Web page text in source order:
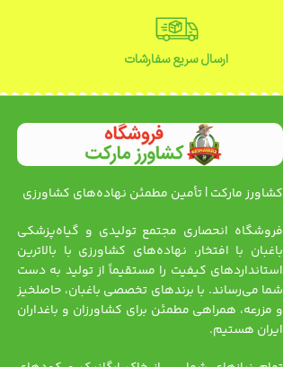
ارسال سریع سفارشات
کشاورز مارکت | تأمین مطمئن نهاده‌های کشاورزی
فروشگاه انحصاری مجتمع تولیدی و گیاه‌پزشکی
باغبان با افتخار، نهاده‌های کشاورزی با بالاترین
استانداردهای کیفیت را مستقیماً از تولید به دست
شما می‌رساند. با برندهای تخصصی باغبان، حاصلخیز
و مزرعه، همراهی مطمئن برای کشاورزان و باغداران
ایران هستیم.